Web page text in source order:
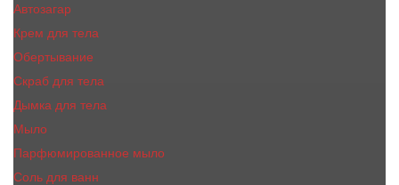
Автозагар
Крем для тела
Обертывание
Скраб для тела
Дымка для тела
Мыло
Парфюмированное мыло
Соль для ванн